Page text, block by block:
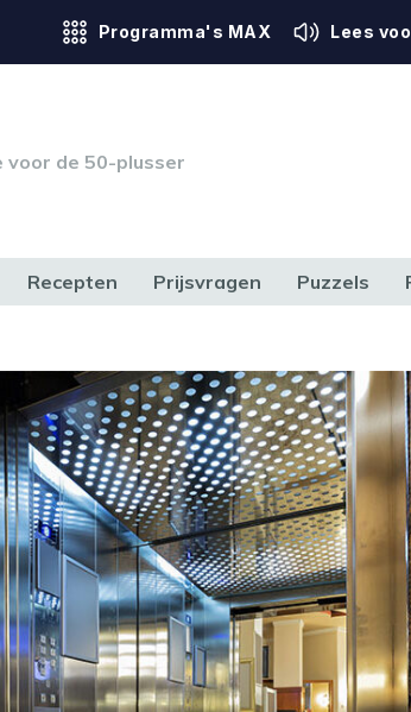
Programma's MAX Lees
voor de 50-plusser
Recepten Prijsvragen Puzzels